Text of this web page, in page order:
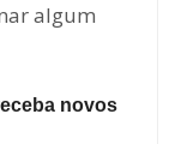
algum
novos